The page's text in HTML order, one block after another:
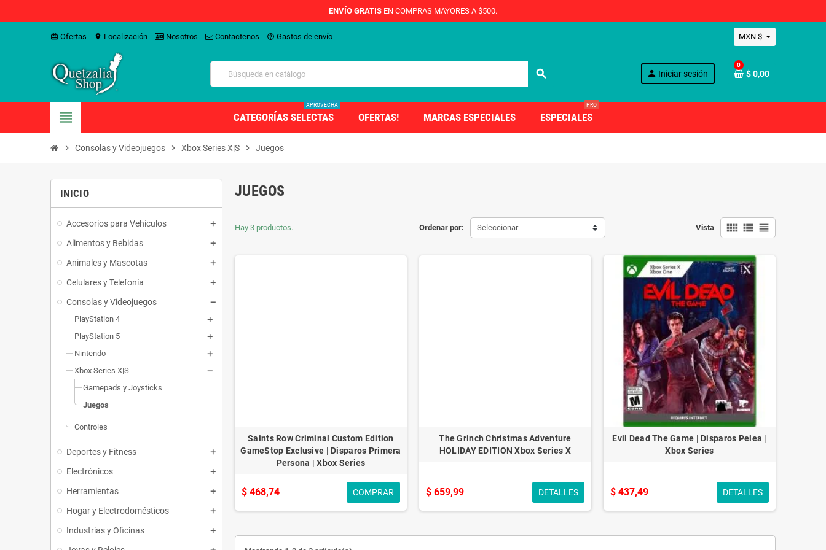
ENVÍO GRATIS EN COMPRAS MAYORES A $500.
card_giftcard Ofertas location_on Localización Nosotros Contactenos help_outline Gastos de envío MXN $
search person Iniciar sesión
0
$ 0,00
view_headline CATEGORÍAS SELECTAS
APROVECHA
OFERTAS! MARCAS ESPECIALES ESPECIALES
PRO
chevron_right Consolas y Videojuegos chevron_right Xbox Series X|S chevron_right Juegos
INICIO
Accesorios para Vehículos
Alimentos y Bebidas
Animales y Mascotas
Celulares y Telefonía
Consolas y Videojuegos
PlayStation 4
PlayStation 5
Nintendo
Xbox Series X|S
Gamepads y Joysticks
Juegos
Controles
Deportes y Fitness
Electrónicos
Herramientas
Hogar y Electrodomésticos
Industrias y Oficinas
JUEGOS
Ordenar por: Seleccionar Vista view_comfy view_list view_headline
Hay 3 productos.
Saints Row Criminal Custom Edition
GameStop Exclusive | Disparos Primera
Persona | Xbox Series
$ 468,74 COMPRAR
The Grinch Christmas Adventure
HOLIDAY EDITION Xbox Series X
$ 659,99 DETALLES
Evil Dead The Game | Disparos Pelea |
Xbox Series
$ 437,49 DETALLES